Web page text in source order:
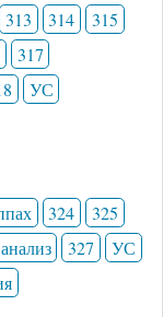
313 314
315
317
УС
324
325
327
УС